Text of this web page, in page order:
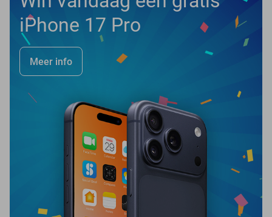
iPhone 17 Pro
Meer info